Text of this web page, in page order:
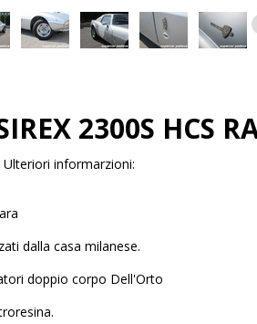
2300S HCS
Ulteriori informarzioni:
dalla casa milanese.
doppio corpo Dell'Orto